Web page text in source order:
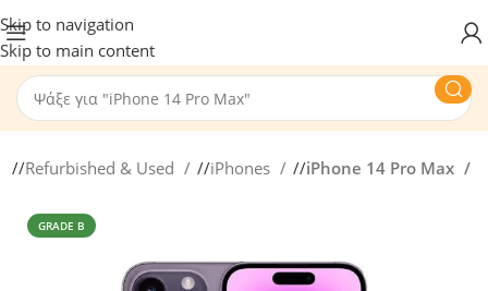
Skip to navigation
Skip to main content
/ Refurbished & Used / iPhones / iPhone 14 Pro Max
GRADE B